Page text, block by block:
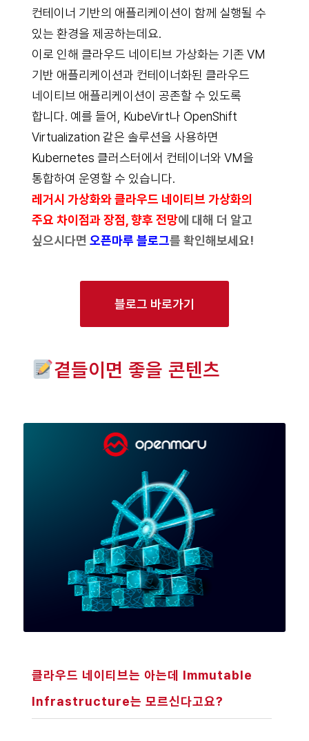
컨테이너 기반의 애플리케이션이 함께 실행될 수
있는 환경을 제공하는데요.
이로 인해 클라우드 네이티브 가상화는 기존 VM
기반 애플리케이션과 컨테이너화된 클라우드
네이티브 애플리케이션이 공존할 수 있도록
합니다. 예를 들어, KubeVirt나 OpenShift
Virtualization 같은 솔루션을 사용하면
Kubernetes 클러스터에서 컨테이너와 VM을
통합하여 운영할 수 있습니다.
레거시 가상화와 클라우드 네이티브 가상화의
주요 차이점과 장점, 향후 전망에 대해 더 알고
싶으시다면 오픈마루 블로그를 확인해보세요!
블로그 바로가기
곁들이면 좋을 콘텐츠
클라우드 네이티브는 아는데 Immutable
Infrastructure는 모르신다고요?